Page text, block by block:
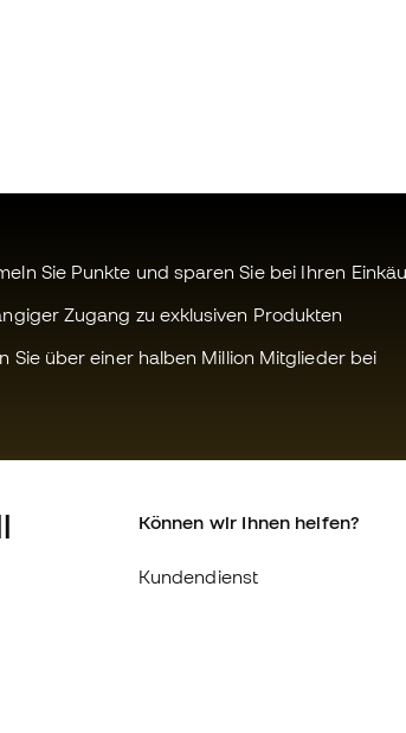
Sie Punkte und sparen Sie bei Ihren
Zugang zu exklusiven Produkten
Sie über einer halben Million Mitglieder bei
Können wir Ihnen helfen?
Kundendienst